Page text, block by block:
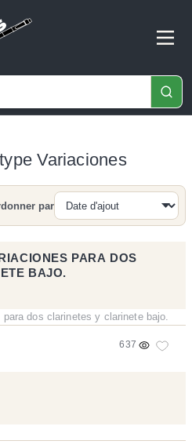
Variaciones
Recherche
par
PARA DOS
BAJO.
637